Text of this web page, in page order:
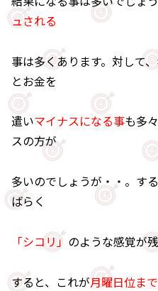
ュされる
事は多くあります。対して
とお金を
遣いマイナスになる事も多
スの方が
多いのでしょうが・・。す
ばらく
「シコリ」 のような感覚が残
すると、これが月曜日位ま